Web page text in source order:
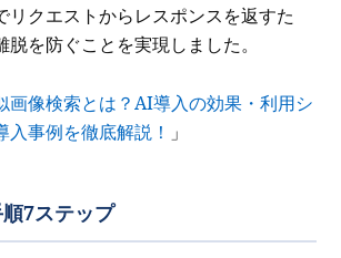
リクエストからレスポンスを返すた
を防ぐことを実現しました。
画像検索とは？AI導入の効果・利用シ
事例を徹底解説！ 」
7ステップ